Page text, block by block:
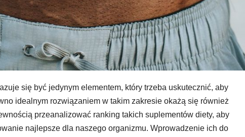
się być jedynym elementem, który trzeba uskutecznić, aby
idealnym rozwiązaniem w takim zakresie okażą się również
przeanalizować ranking takich suplementów diety, aby
najlepsze dla naszego organizmu. Wprowadzenie ich do